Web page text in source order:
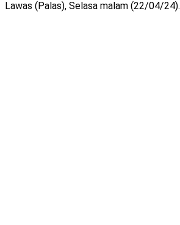
Lawas (Palas), Selasa malam (22/04/24).